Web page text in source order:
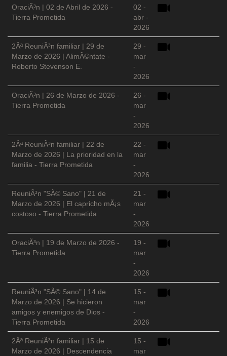
OraciÃ³n | 02 de Abril de 2026 -
Tierra Prometida
02 -
abr -
2026
2Âª ReuniÃ³n familiar | 29 de
Marzo de 2026 | AlimÃ©ntate -
Roberto Stevenson E.
29 -
mar
-
2026
OraciÃ³n | 26 de Marzo de 2026 -
Tierra Prometida
26 -
mar
-
2026
2Âª ReuniÃ³n familiar | 22 de
Marzo de 2026 | La prioridad en la
familia - Tierra Prometida
22 -
mar
-
2026
ReuniÃ³n "SÃ© Sano" | 21 de
Marzo de 2026 | El capricho mÃ¡s
costoso - Tierra Prometida
21 -
mar
-
2026
OraciÃ³n | 19 de Marzo de 2026 -
Tierra Prometida
19 -
mar
-
2026
ReuniÃ³n "SÃ© Sano" | 14 de
Marzo de 2026 | Se hicieron
amigos y enemigos de Dios -
Tierra Prometida
15 -
mar
-
2026
2Âª ReuniÃ³n familiar | 15 de
Marzo de 2026 | Descendencia
15 -
mar